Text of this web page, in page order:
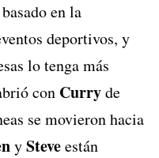
en la
deportivos, y
lo tenga más
con Curryde
se movieron hacia
ySteveestán